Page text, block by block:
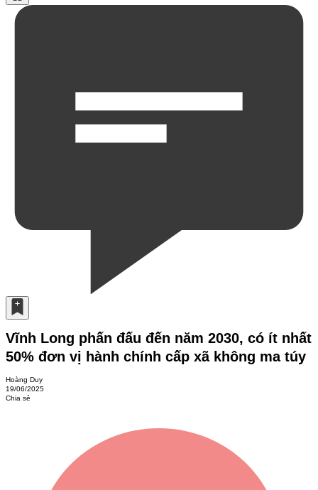
Vĩnh Long phấn đấu đến năm 2030, có ít nhất
50% đơn vị hành chính cấp xã không ma túy
Hoàng Duy
19/06/2025
Chia sẻ